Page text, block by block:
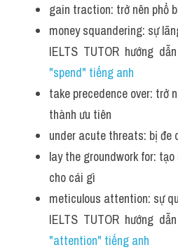
gain traction: trở nên phổ
money squandering: sự
IELTS  TUTOR  hướng  dẫn
"spend" tiếng anh
take precedence over: trở
thành ưu tiên
under acute threats: bị đe
lay the groundwork for:
cho cái gì
meticulous attention: sự
IELTS  TUTOR  hướng  dẫn
"attention" tiếng anh